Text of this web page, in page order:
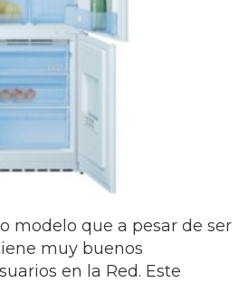
modelo que a pesar de ser
muy buenos
en la Red. Este